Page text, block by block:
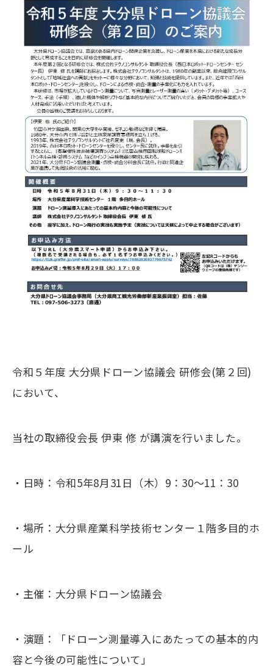
令和５年度 大分県ドローン協議会 研修会(第２回)
において、
当社の取締役会長 伊東 修 が講演を行いました。
・日時：令和5年8月31日（木）9：30～11：30
・場所：大分県産業科学技術センター１階多目的ホ
ール
・主催：大分県ドローン協議会
・演題：「ドローン測量導入にあたっての基本的内
容と今後の可能性について」